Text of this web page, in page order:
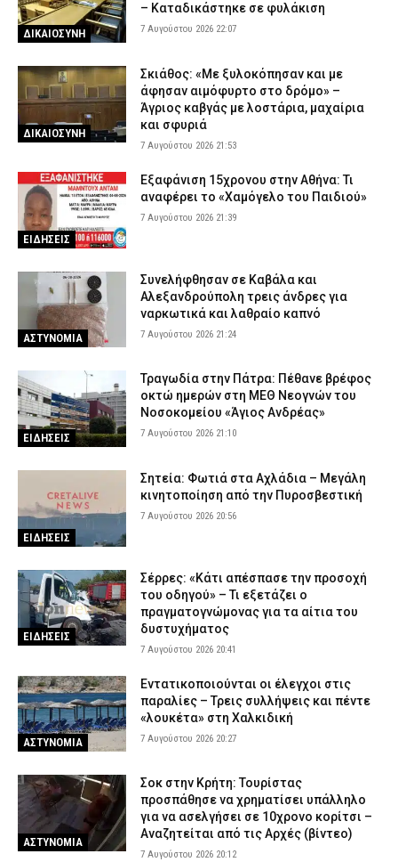
ΔΙΚΑΙΟΣΥΝΗ
– Καταδικάστηκε σε φυλάκιση
7 Αυγούστου 2026 22:07
ΔΙΚΑΙΟΣΥΝΗ
Σκιάθος: «Με ξυλοκόπησαν και με
άφησαν αιμόφυρτο στο δρόμο» –
Άγριος καβγάς με λοστάρια, μαχαίρια
και σφυριά
7 Αυγούστου 2026 21:53
ΕΙΔΗΣΕΙΣ
Εξαφάνιση 15χρονου στην Αθήνα: Τι
αναφέρει το «Χαμόγελο του Παιδιού»
7 Αυγούστου 2026 21:39
ΑΣΤΥΝΟΜΙΑ
Συνελήφθησαν σε Καβάλα και
Αλεξανδρούπολη τρεις άνδρες για
ναρκωτικά και λαθραίο καπνό
7 Αυγούστου 2026 21:24
ΕΙΔΗΣΕΙΣ
Τραγωδία στην Πάτρα: Πέθανε βρέφος
οκτώ ημερών στη ΜΕΘ Νεογνών του
Νοσοκομείου «Άγιος Ανδρέας»
7 Αυγούστου 2026 21:10
ΕΙΔΗΣΕΙΣ
Σητεία: Φωτιά στα Αχλάδια – Μεγάλη
κινητοποίηση από την Πυροσβεστική
7 Αυγούστου 2026 20:56
ΕΙΔΗΣΕΙΣ
Σέρρες: «Κάτι απέσπασε την προσοχή
του οδηγού» – Τι εξετάζει ο
πραγματογνώμονας για τα αίτια του
δυστυχήματος
7 Αυγούστου 2026 20:41
ΑΣΤΥΝΟΜΙΑ
Εντατικοποιούνται οι έλεγχοι στις
παραλίες – Τρεις συλλήψεις και πέντε
«λουκέτα» στη Χαλκιδική
7 Αυγούστου 2026 20:27
ΑΣΤΥΝΟΜΙΑ
Σοκ στην Κρήτη: Τουρίστας
προσπάθησε να χρηματίσει υπάλληλο
για να ασελγήσει σε 10χρονο κορίτσι –
Αναζητείται από τις Αρχές (βίντεο)
7 Αυγούστου 2026 20:12